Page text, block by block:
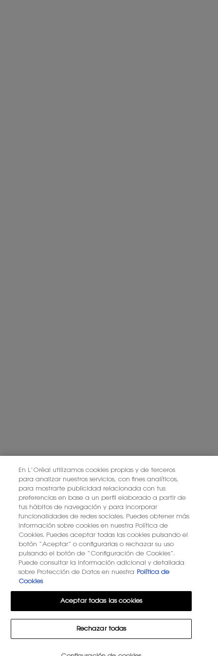
En L’Oréal utilizamos cookies propias y de terceros
para analizar nuestros servicios, con fines analíticos,
para mostrarte publicidad relacionada con tus
preferencias en base a un perfil elaborado a partir de
tus hábitos de navegación y para incorporar
funcionalidades de redes sociales. Puedes obtener más
información sobre cookies en nuestra Política de
Cookies. Puedes aceptar todas las cookies pulsando el
botón “Aceptar” o configurarlas o rechazar su uso
pulsando el botón de “Configuración de Cookies”.
Puede consultar la información adicional y detallada
sobre Protección de Datos en nuestra
Política de
Cookies
Rechazar todas
Aceptar todas las cookies